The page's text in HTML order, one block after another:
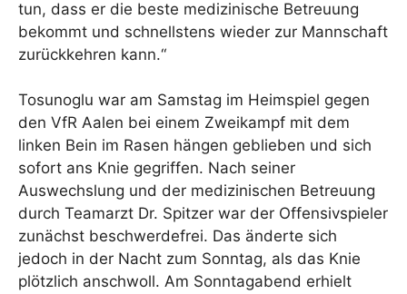
tun, dass er die beste medizinische Betreuung
bekommt und schnellstens wieder zur Mannschaft
zurückkehren kann.“
Tosunoglu war am Samstag im Heimspiel gegen
den VfR Aalen bei einem Zweikampf mit dem
linken Bein im Rasen hängen geblieben und sich
sofort ans Knie gegriffen. Nach seiner
Auswechslung und der medizinischen Betreuung
durch Teamarzt Dr. Spitzer war der Offensivspieler
zunächst beschwerdefrei. Das änderte sich
jedoch in der Nacht zum Sonntag, als das Knie
plötzlich anschwoll. Am Sonntagabend erhielt